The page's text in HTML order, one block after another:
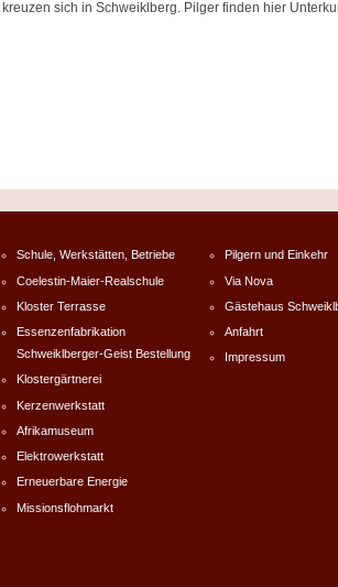
kreuzen sich in Schweiklberg. Pilger finden hier
Schule, Werkstätten, Betriebe
Coelestin-Maier-Realschule
Kloster Terrasse
Essenzenfabrikation
Schweiklberger-Geist Bestellung
Klostergärtnerei
Kerzenwerkstatt
Afrikamuseum
Elektrowerkstatt
Erneuerbare Energie
Missionsflohmarkt
Pilgern und Einkehr
Via Nova
Gästehaus
Anfahrt
Impressum